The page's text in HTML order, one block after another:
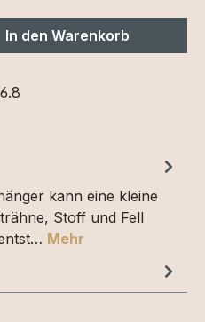
den
In den Warenkorb
kann eine kleine
Stoff und Fell
Mehr